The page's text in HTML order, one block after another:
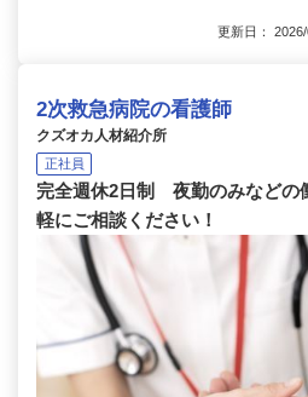
更新日：
2次救急病院の看護師
クズオカ人材紹介所
正社員
完全週休2日制 夜勤のみなどの
軽にご相談ください！